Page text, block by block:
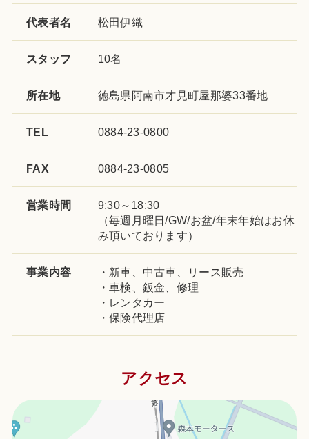
代表者名 松田伊織
スタッフ 10名
所在地 徳島県阿南市才見町屋那婆33番地
TEL 0884-23-0800
FAX 0884-23-0805
営業時間
9:30～18:30
（毎週月曜日/GW/お盆/年末年始はお休
み頂いております）
事業内容
・新車、中古車、リース販売
・車検、鈑金、修理
・レンタカー
・保険代理店
アクセス